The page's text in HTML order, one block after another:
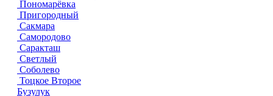
Пономарёвка
Пригородный
Сакмара
Самородово
Саракташ
Светлый
Соболево
Тоцкое Второе
Бузулук